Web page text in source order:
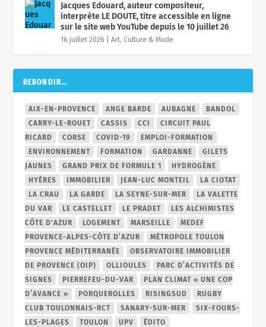
Jacques Edouard, auteur compositeur,
interprète LE DOUTE, titre accessible en ligne
sur le site web YouTube depuis le 10 juillet 26
16 juillet 2026 |Art, Culture & Mode
REBONDIR…
AIX-EN-PROVENCE ANGE BARDE AUBAGNE
BANDOL
CARRY-LE-ROUET
CASSIS CCI
CIRCUIT PAUL
RICARD
CORSE COVID-19
EMPLOI-FORMATION
ENVIRONNEMENT
FORMATION GARDANNE
GILETS
JAUNES
GRAND PRIX DE FORMULE 1
HYDROGÈNE
HYÈRES
IMMOBILIER JEAN-LUC MONTEIL
LA CIOTAT
LA CRAU
LA GARDE LA SEYNE-SUR-MER
LA VALETTE
DU VAR
LE CASTELLET LE PRADET
LES ALCHIMISTES
CÔTE D'AZUR
LOGEMENT MARSEILLE
MEDEF
PROVENCE-ALPES-CÔTE D’AZUR
MÉTROPOLE TOULON
PROVENCE MÉDITERRANÉE
OBSERVATOIRE IMMOBILIER
DE PROVENCE (OIP)
OLLIOULES
PARC D’ACTIVITÉS DE
SIGNES
PIERREFEU-DU-VAR
PLAN CLIMAT « UNE COP
D’AVANCE »
PORQUEROLLES RISINGSUD
RUGBY
CLUB TOULONNAIS-RCT
SANARY-SUR-MER
SIX-FOURS-
LES-PLAGES
TOULON UPV ÉDITO